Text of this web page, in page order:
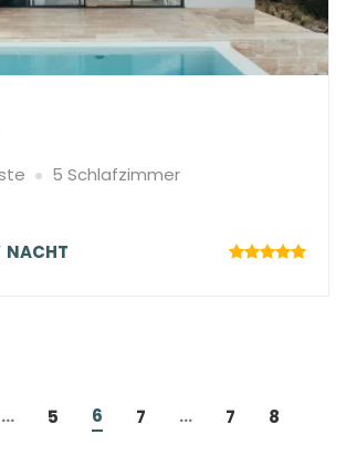
5 Schlafzimmer
NACHT
... 5 6 7 ... 7 8